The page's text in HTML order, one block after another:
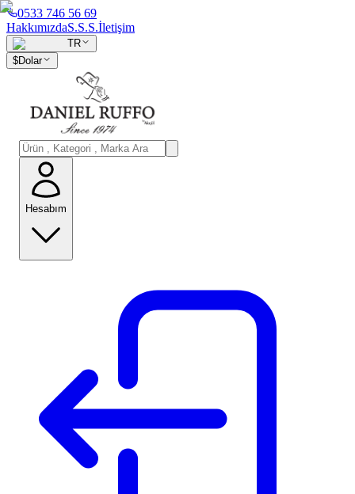
0533 746 56 69
HakkımızdaS.S.S.İletişim
TR
$Dolar
Hesabım